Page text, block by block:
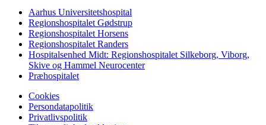
Aarhus Universitetshospital
Regionshospitalet Gødstrup
Regionshospitalet Horsens
Regionshospitalet Randers
Hospitalsenhed Midt: Regionshospitalet Silkeborg, Viborg,
Skive og Hammel Neurocenter
Præhospitalet
Cookies
Persondatapolitik
Privatlivspolitik